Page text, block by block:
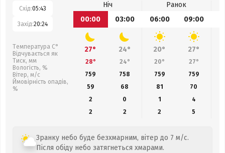
Схід:05:43
Захід:20:24
Температура С°
Відчувається як
Тиск, мм
Вологість, %
Вітер, м/с
Ймовірність опадів,
%
Ніч
Ранок
00:00
03:00 06:00 09:00
27° 24° 20° 27°
28° 24° 20° 27°
759
758 759 759
59
68 81 70
2
0 1
4
2
2 2 5
Зранку небо буде безхмарним, вітер до 7 м/с.
Після обіду небо затягнеться хмарами.